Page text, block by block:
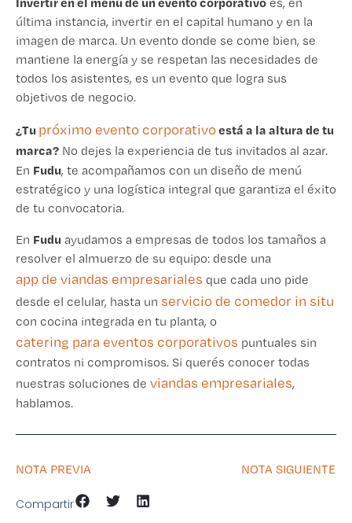
última instancia, invertir en el capital humano y en la
imagen de marca. Un evento donde se come bien, se
mantiene la energía y se respetan las necesidades de
todos los asistentes, es un evento que logra sus
objetivos de negocio.
¿Tu próximo evento corporativo está a la altura de tu
marca? No dejes la experiencia de tus invitados al azar.
En Fudu, te acompañamos con un diseño de menú
estratégico y una logística integral que garantiza el éxito
de tu convocatoria.
En Fudu ayudamos a empresas de todos los tamaños a
resolver el almuerzo de su equipo: desde una
app de viandas empresariales que cada uno pide
desde el celular, hasta un servicio de comedor in situ
con cocina integrada en tu planta, o
catering para eventos corporativos puntuales sin
contratos ni compromisos. Si querés conocer todas
nuestras soluciones de viandas empresariales,
hablamos.
NOTA PREVIA NOTA SIGUIENTE
Compartir